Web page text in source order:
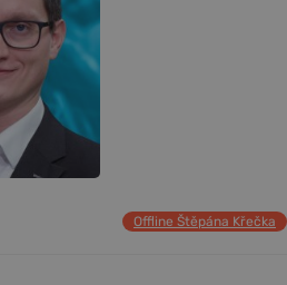
Offline Štěpána Křečka